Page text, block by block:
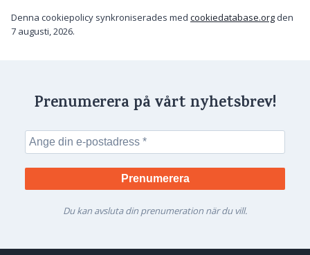
Denna cookiepolicy synkroniserades med cookiedatabase.org den
7 augusti, 2026.
Prenumerera på vårt nyhetsbrev!
Du kan avsluta din prenumeration när du vill.